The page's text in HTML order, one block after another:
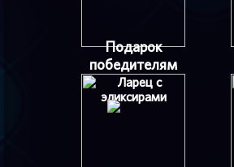
Подарок
победителям